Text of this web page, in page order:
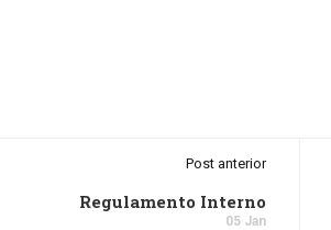
Post anterior
Regulamento Interno
05 Jan